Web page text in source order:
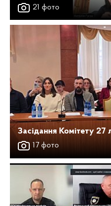
21 фото
Засідання Комітету
17 фото